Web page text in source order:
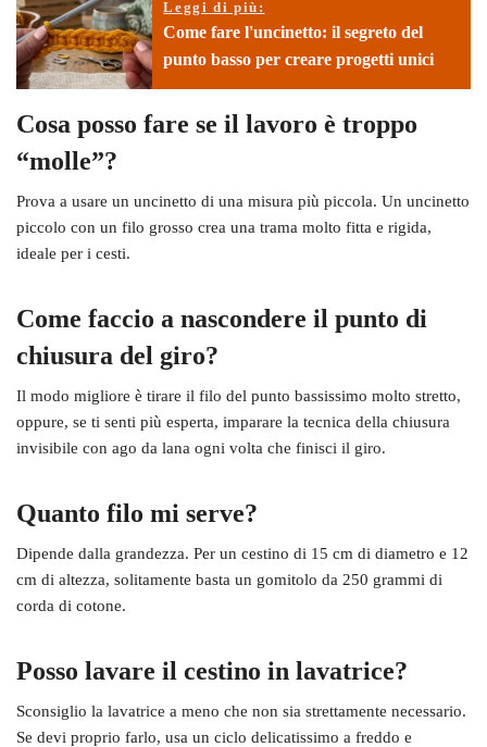
Leggi di più:
Come fare l'uncinetto: il segreto del
punto basso per creare progetti unici
Cosa posso fare se il lavoro è troppo
“molle”?
Prova a usare un uncinetto di una misura più piccola. Un uncinetto
piccolo con un filo grosso crea una trama molto fitta e rigida,
ideale per i cesti.
Come faccio a nascondere il punto di
chiusura del giro?
Il modo migliore è tirare il filo del punto bassissimo molto stretto,
oppure, se ti senti più esperta, imparare la tecnica della chiusura
invisibile con ago da lana ogni volta che finisci il giro.
Quanto filo mi serve?
Dipende dalla grandezza. Per un cestino di 15 cm di diametro e 12
cm di altezza, solitamente basta un gomitolo da 250 grammi di
corda di cotone.
Posso lavare il cestino in lavatrice?
Sconsiglio la lavatrice a meno che non sia strettamente necessario.
Se devi proprio farlo, usa un ciclo delicatissimo a freddo e